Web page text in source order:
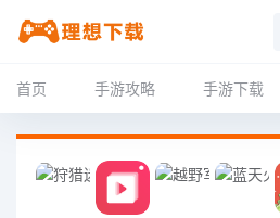
首页 手游攻略 手游下载